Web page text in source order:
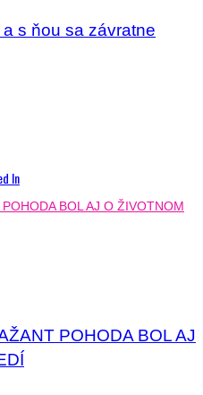
s ňou sa závratne
In
POHODA BOL AJ